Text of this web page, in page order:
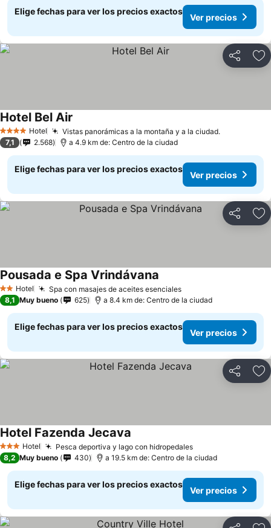
Elige fechas para ver los precios exactos
Ver precios
Compartir
4 EstrellasHotel Vistas panorámicas a la montaña y a la ciudad.
Hotel Bel Air
7,1 2.568 a 4.9 km de: Centro de la ciudad
Elige fechas para ver los precios exactos
Ver precios
Compartir
2 Estrellas
Hotel Spa con masajes de aceites esenciales
Pousada e Spa Vrindávana
8,1 Muy bueno 625 a 8.4 km de: Centro de la ciudad
Elige fechas para ver los precios exactos
Ver precios
Compartir
3 Estrellas
Hotel Pesca deportiva y lago con hidropedales
Hotel Fazenda Jecava
8,2 Muy bueno 430 a 19.5 km de: Centro de la ciudad
Elige fechas para ver los precios exactos
Ver precios